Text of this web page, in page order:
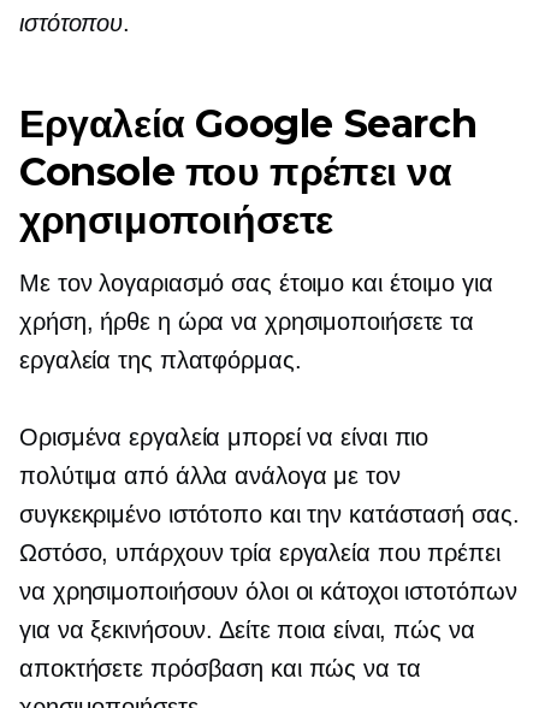
ιστότοπου.
Εργαλεία Google Search
Console που πρέπει να
χρησιμοποιήσετε
Με τον λογαριασμό σας έτοιμο και έτοιμο για
χρήση, ήρθε η ώρα να χρησιμοποιήσετε τα
εργαλεία της πλατφόρμας.
Ορισμένα εργαλεία μπορεί να είναι πιο
πολύτιμα από άλλα ανάλογα με τον
συγκεκριμένο ιστότοπο και την κατάστασή σας.
Ωστόσο, υπάρχουν τρία εργαλεία που πρέπει
να χρησιμοποιήσουν όλοι οι κάτοχοι ιστοτόπων
για να ξεκινήσουν. Δείτε ποια είναι, πώς να
αποκτήσετε πρόσβαση και πώς να τα